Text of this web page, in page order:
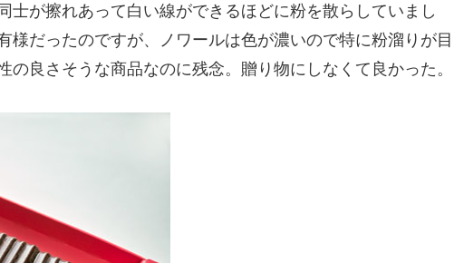
士が擦れあって白い線ができるほどに粉を散らしていまし
様だったのですが、ノワールは色が濃いので特に粉溜りが目
の良さそうな商品なのに残念。贈り物にしなくて良かった。